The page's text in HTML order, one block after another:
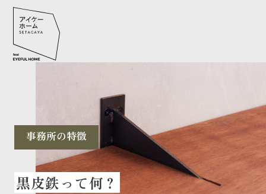
事務所の特徴
黒皮鉄って何？